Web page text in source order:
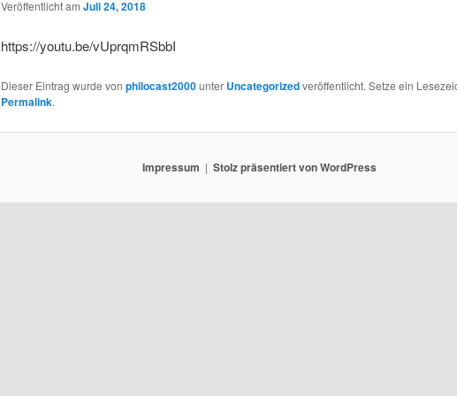
Veröffentlicht am Juli 24, 2018
https://youtu.be/vUprqmRSbbI
Dieser Eintrag wurde von philocast2000unter Uncategorizedveröffentlicht. Setze ein
Permalink.
Impressum Stolz präsentiert von WordPress